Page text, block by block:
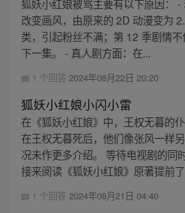
狐妖小红娘被骂主要有以下原因：
改变画风，由原来的 2D 动漫变为
类，引起粉丝不满；第 12 季剧情
下一集。 - 真人剧方面：在...
1 个回答 2024年08月22日 20:20
狐妖小红娘小闪小雷
在《狐妖小红娘》中，王权无暮的
在王权无暮死后，他们像张风一样
况未作更多介绍。 等待电视剧的同
接来阅读《狐妖小红娘》原著提前了
1 个回答 2024年08月21日 04:40